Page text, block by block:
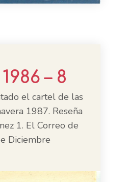
– 8
el cartel de las
1987. Reseña
1. El Correo de
Diciembre